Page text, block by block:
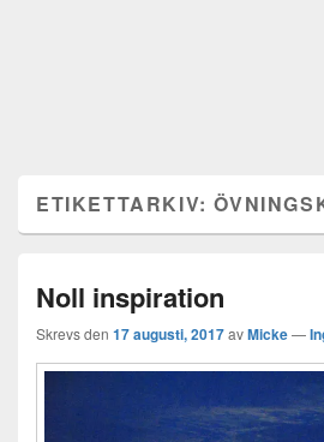
ETIKETTARKIV:
Noll inspiration
Skrevs den 17 augusti, 2017avMicke—